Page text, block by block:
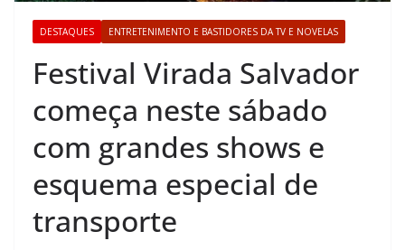
DESTAQUES ENTRETENIMENTO E BASTIDORES DA TV E NOVELAS
Festival Virada Salvador
começa neste sábado
com grandes shows e
esquema especial de
transporte